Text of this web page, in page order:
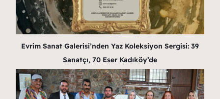
Evrim Sanat Galerisi’nden Yaz Koleksiyon Sergisi: 39
Sanatçı, 70 Eser Kadıköy’de